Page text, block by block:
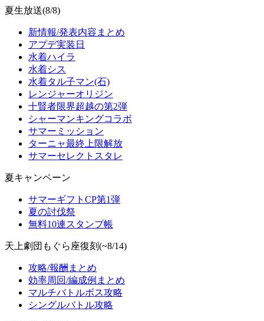
夏生放送(8/8)
新情報/発表内容まとめ
アプデ実装日
水着ハイラ
水着シス
水着タル子マン(石)
レンジャーオリジン
十賢者限界超越の第2弾
シャーマンキングコラボ
サマーミッション
ターニャ最終上限解放
サマーセレクトスタレ
夏キャンペーン
サマーギフトCP第1弾
夏の討伐祭
無料10連スタンプ帳
天上劇団もぐら座復刻(~8/14)
攻略/報酬まとめ
効率周回/編成例まとめ
マルチバトルボス攻略
シングルバトル攻略